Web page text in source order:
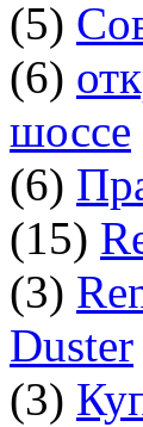
(5)
(6)
шоссе
(6)
(15)
(3)
Duster
(3)